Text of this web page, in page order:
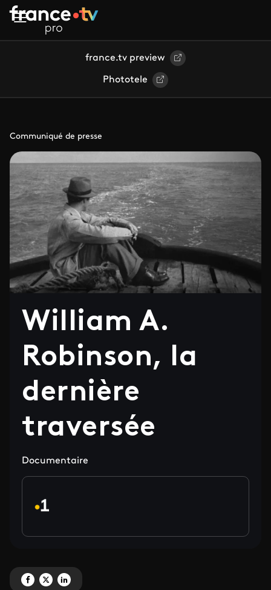
Aller au contenu principal
france.tv preview
Phototele
Communiqué de presse
William A.
Robinson, la
dernière
traversée
Documentaire
Partagez 'William A. Robinson, la dernière traversée' sur Facebook
Partagez 'William A. Robinson, la dernière traversée' sur X
Partagez 'William A. Robinson, la dernière traversée' sur LinkedIn